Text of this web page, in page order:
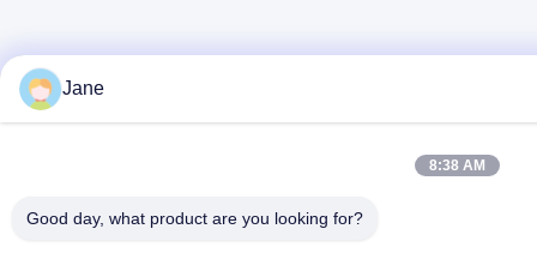
Jane
8:38 AM
Good day, what product are you looking for?